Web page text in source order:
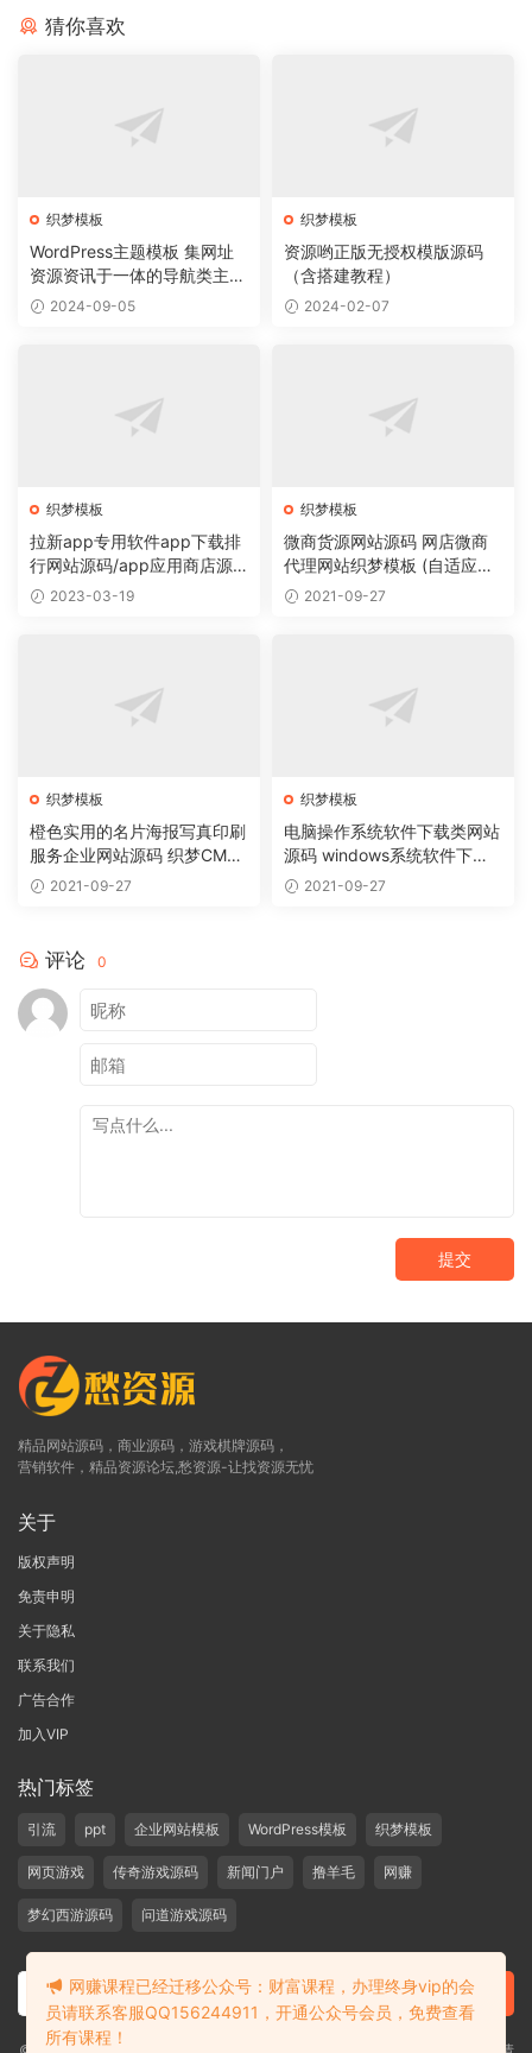
猜你喜欢
织梦模板
WordPress主题模板 集网址
资源资讯于一体的导航类主题
导航主题垂直行业模板
2024-09-05
织梦模板
资源哟正版无授权模版源码
（含搭建教程）
2024-02-07
织梦模板
拉新app专用软件app下载排
行网站源码/app应用商店源
码 2023-03-19
织梦模板
微商货源网站源码 网店微商
代理网站织梦模板 (自适应手
机版)2021-09-27
织梦模板
橙色实用的名片海报写真印刷
服务企业网站源码 织梦CMS
模板2021-09-27
织梦模板
电脑操作系统软件下载类网站
源码 windows系统软件下载
网站织梦模板
2021-09-27
评论 0
提交
精品网站源码，商业源码，游戏棋牌源码，
营销软件，精品资源论坛,愁资源-让找资源无忧
关于
版权声明
免责申明
关于隐私
联系我们
广告合作
加入VIP
热门标签
引流 ppt 企业网站模板 WordPress模板 织梦模板
网页游戏 传奇游戏源码 新闻门户 撸羊毛 网赚
梦幻西游源码 问道游戏源码
网赚课程已经迁移公众号：财富课程，办理终身vip的会
员请联系客服QQ156244911，开通公众号会员，免费查看
所有课程！